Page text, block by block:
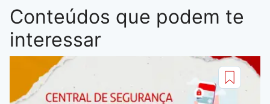
Conteúdos que podem te
interessar